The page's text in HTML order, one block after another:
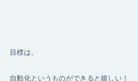
目標は、
自動化というものができると嬉しい！